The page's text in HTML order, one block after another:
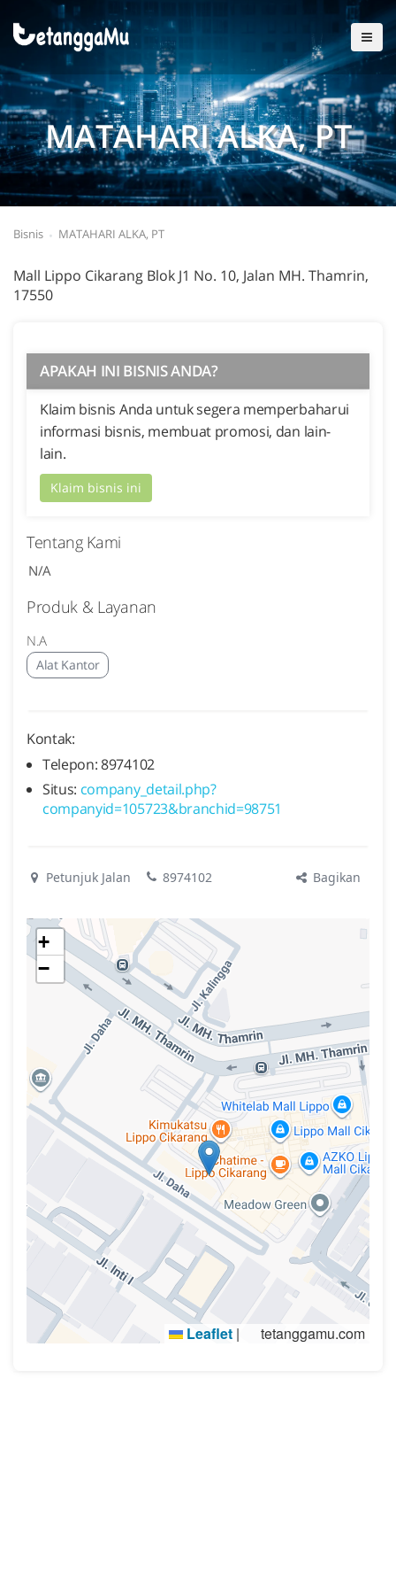
MATAHARI ALKA, PT
Bisnis MATAHARI ALKA, PT
Mall Lippo Cikarang Blok J1 No. 10, Jalan MH. Thamrin,
17550
APAKAH INI BISNIS ANDA?
Klaim bisnis Anda untuk segera memperbaharui
informasi bisnis, membuat promosi, dan lain-
lain.
Klaim bisnis ini
Tentang Kami
N/A
Produk & Layanan
N.A
Alat Kantor
Kontak:
Telepon: 8974102
Situs: company_detail.php?
companyid=105723&branchid=98751
Petunjuk Jalan 8974102 Bagikan
+
−
Leaflet | tetanggamu.com